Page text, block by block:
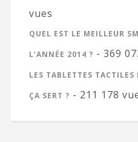
vues
QUEL EST LE MEILLEUR
L’ANNÉE 2014 ? - 369
LES TABLETTES
ÇA SERT ? - 211 178